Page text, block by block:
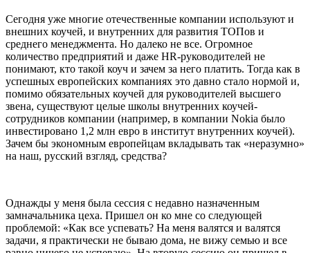
Сегодня уже многие отечественные компании используют и
внешних коучей, и внутренних для развития ТОПов и
среднего менеджмента. Но далеко не все. Огромное
количество предприятий и даже HR-руководителей не
понимают, кто такой коуч и зачем за него платить. Тогда как в
успешных европейских компаниях это давно стало нормой и,
помимо обязательных коучей для руководителей высшего
звена, существуют целые школы внутренних коучей-
сотрудников компании (например, в компании Nokia было
инвестировано 1,2 млн евро в институт внутренних коучей).
Зачем бы экономным европейцам вкладывать так «неразумно»
на наш, русский взгляд, средства?
Однажды у меня была сессия с недавно назначенным
замначальника цеха. Пришел он ко мне со следующей
проблемой: «Как все успевать? На меня валятся и валятся
задачи, я практически не бываю дома, не вижу семью и все